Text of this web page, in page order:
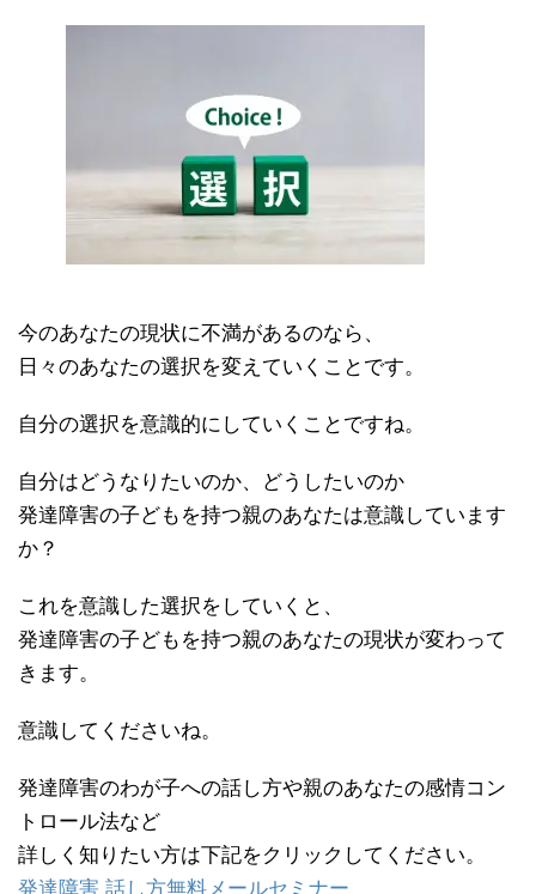
今のあなたの現状に不満があるのなら、
日々のあなたの選択を変えていくことです。
自分の選択を意識的にしていくことですね。
自分はどうなりたいのか、どうしたいのか
発達障害の子どもを持つ親のあなたは意識しています
か？
これを意識した選択をしていくと、
発達障害の子どもを持つ親のあなたの現状が変わって
きます。
意識してくださいね。
発達障害のわが子への話し方や親のあなたの感情コン
トロール法など
詳しく知りたい方は下記をクリックしてください。
発達障害 話し方無料メールセミナー